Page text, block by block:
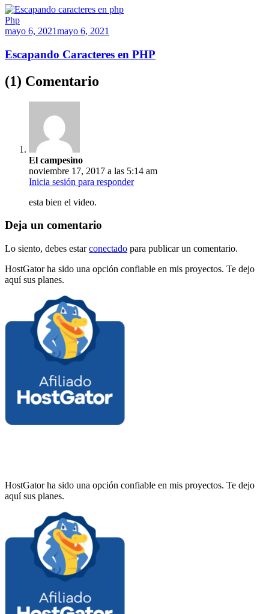
Php
mayo 6, 2021mayo 6, 2021
Escapando Caracteres en PHP
(1) Comentario
El campesino
noviembre 17, 2017 a las 5:14 am
Inicia sesión para responder
esta bien el video.
Deja un comentario
Lo siento, debes estarconectado para publicar un comentario.
HostGator ha sido una opción confiable en mis proyectos. Te dejo
aquí sus planes.
HostGator ha sido una opción confiable en mis proyectos. Te dejo
aquí sus planes.